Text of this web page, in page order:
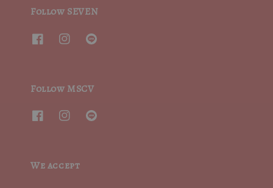
Follow SEVEN
Follow MSCV
We accept